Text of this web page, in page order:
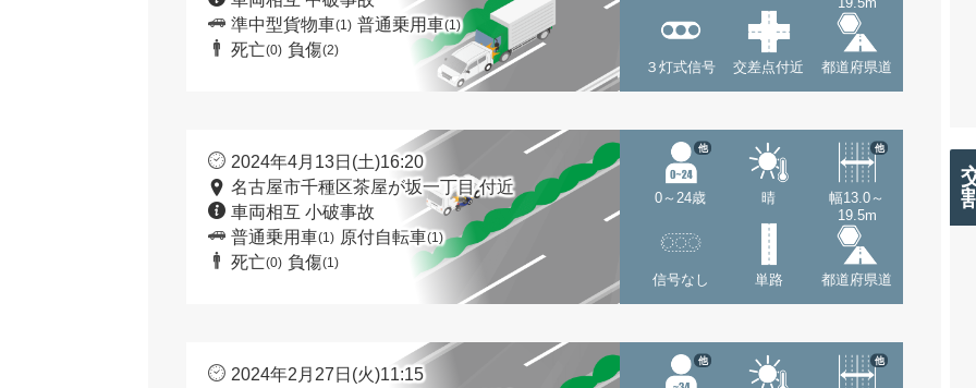
準中型貨物車(1) 普通乗用車(1)
死亡(0) 負傷(2)
３灯式信号 交差点付近 都道府県道
2024年4月13日(土)16:20
名古屋市千種区茶屋が坂一丁目 付近
車両相互 小破事故
普通乗用車(1) 原付自転車(1)
死亡(0) 負傷(1)
0～24歳
他
晴
幅13.0～
19.5m
他
信号なし 単路 都道府県道
2024年2月27日(火)11:15
他 他